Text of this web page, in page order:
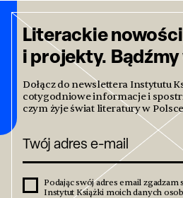
Literackie
i projekty.
Dołącz do newslettera Instytutu
cotygodniowe informacje i
czym żyje świat literatury w
Podając swój adres email
Instytut Książki moich danych